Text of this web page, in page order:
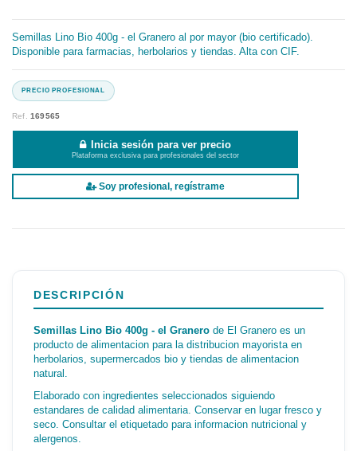
Semillas Lino Bio 400g - el Granero al por mayor (bio certificado).
Disponible para farmacias, herbolarios y tiendas. Alta con CIF.
Ref.169565
Inicia sesión para ver precio
Plataforma exclusiva para profesionales del sector
Soy profesional, regístrame
DESCRIPCIÓN
Semillas Lino Bio 400g - el Granero de El Granero es un
producto de alimentacion para la distribucion mayorista en
herbolarios, supermercados bio y tiendas de alimentacion
natural.
Elaborado con ingredientes seleccionados siguiendo
estandares de calidad alimentaria. Conservar en lugar fresco y
seco. Consultar el etiquetado para informacion nutricional y
alergenos.